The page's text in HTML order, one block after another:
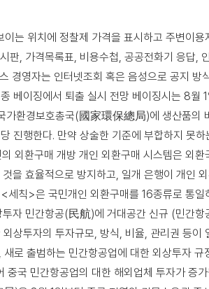
는 위치에 정찰제 가격을 표시하고 주변이
, 가격목록표, 비용수첩, 공공전화기 응답,
영자는 인터넷조회 혹은 음성으로 공지 방
베이징에서 퇴출 실시 전망 베이징시는 8월
환경보호총국(國家環保總局)에 생산품의
진행한다. 만약 상술한 기준에 부합하지 못
외환구매 개방 개인 외환구매 시스템은 외
을 효율적으로 방지하고, 일개 은행이 개인
칙>은 국민개인 외환구매를 16종류로 통
자 민간항공(民航)에 거대공간 신규 (민간
투자의 투자규모, 방식, 비율, 관리권 등이
로 출범하는 민간항공업에 대한 외상투자 규
국 민간항공업의 대한 해외업체 투자가 증